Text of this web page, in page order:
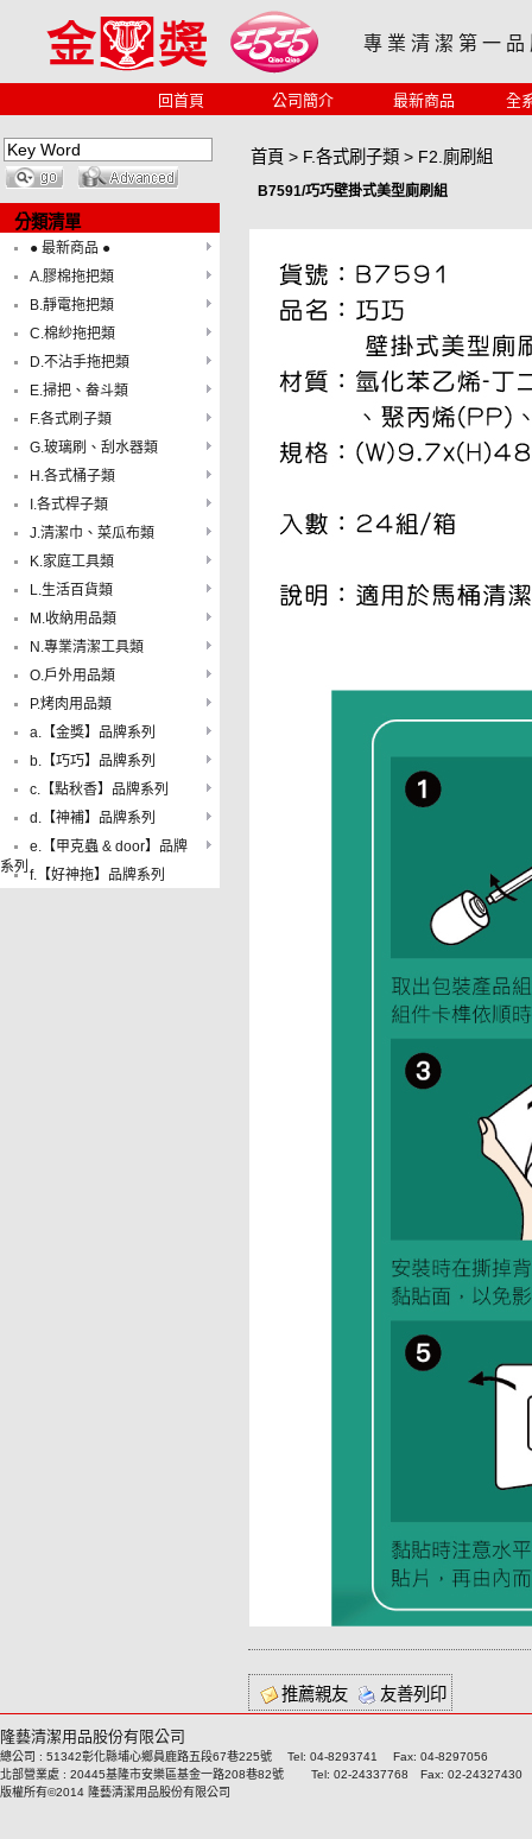
專 業 清 潔 第 一 品
回首頁 公司簡介 最新商品 全
分類清單
● 最新商品 ●
A.膠棉拖把類
B.靜電拖把類
C.棉紗拖把類
D.不沾手拖把類
E.掃把、畚斗類
F.各式刷子類
G.玻璃刷、刮水器類
H.各式桶子類
I.各式桿子類
J.清潔巾、菜瓜布類
K.家庭工具類
L.生活百貨類
M.收納用品類
N.專業清潔工具類
O.戶外用品類
P.烤肉用品類
a.【金獎】品牌系列
b.【巧巧】品牌系列
c.【點秋香】品牌系列
d.【神補】品牌系列
e.【甲克蟲 & door】品牌
系列 f.【好神拖】品牌系列
首頁 > F.各式刷子類 > F2.廁刷組
B7591/巧巧壁掛式美型廁刷組
推薦親友 友善列印
隆藝清潔用品股份有限公司
總公司 : 51342彰化縣埔心鄉員鹿路五段67巷225號 Tel: 04-8293741 Fax: 04-8297056
北部營業處 : 20445基隆市安樂區基金一路208巷82號 Tel: 02-24337768 Fax: 02-24327430
版權所有©2014 隆藝清潔用品股份有限公司